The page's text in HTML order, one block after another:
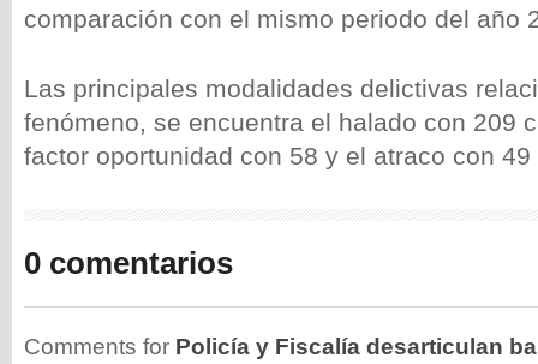
comparación con el mismo periodo del año
Las principales modalidades delictivas
fenómeno, se encuentra el halado con 209
factor oportunidad con 58 y el atraco con 49
0 comentarios
Comments for Policía y Fiscalía desarticulan